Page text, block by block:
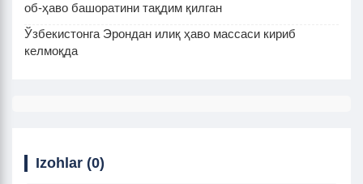
об-ҳаво башоратини тақдим қилган
Ўзбекистонга Эрондан илиқ ҳаво массаси кириб
келмоқда
Izohlar (0)